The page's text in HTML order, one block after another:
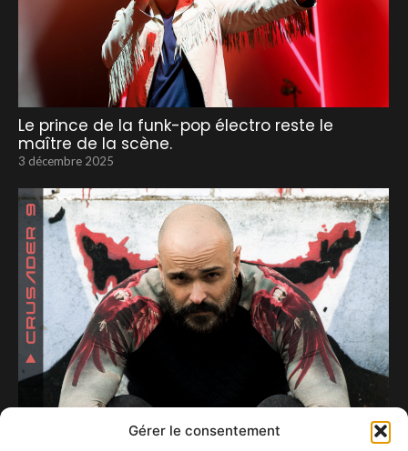
Gérer le consentement
Le prince de la funk-pop électro reste le
maître de la scène.
3 décembre 2025